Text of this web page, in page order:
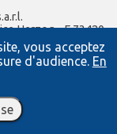
vous acceptez
d'audience. En
Herzog - F 73420
80 71